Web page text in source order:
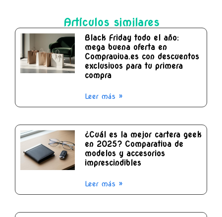
Artículos similares
Black Friday todo el año:
mega buena oferta en
Compraviva.es con descuentos
exclusivos para tu primera
compra
Leer más »
¿Cuál es la mejor cartera geek
en 2025? Comparativa de
modelos y accesorios
imprescindibles
Leer más »